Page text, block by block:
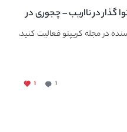
در نااریب – چجوری در
در مجله کریپتو فعالیت کنید،
۱ ۱